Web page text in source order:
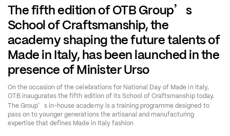
The fifth edition of OTB Group’ s
School of Craftsmanship, the
academy shaping the future talents of
Made in Italy, has been launched in the
presence of Minister Urso
On the occasion of the celebrations for National Day of Made in Italy,
OTB inaugurates the fifth edition of its School of Craftsmanship today.
The Group’s in-house academy is a training programme designed to
pass on to younger generations the artisanal and manufacturing
expertise that defines Made in Italy fashion